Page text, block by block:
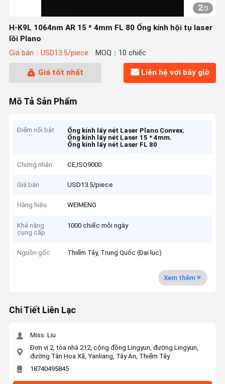
2/3
H-K9L 1064nm AR 15 * 4mm FL 80 Ống kính hội tụ laser
lồi Plano
Giá bán：USD13.5/piece MOQ：10 chiếc
Giá tốt nhất Liên hệ với bây giờ
Mô Tả Sản Phẩm
Điểm nổi bật Ống kính lấy nét Laser Plano Convex,
Ống kính lấy nét Laser 15 * 4mm,
Ống kính lấy nét Laser FL 80
Chứng nhận CE,ISO9000
Giá bán USD13.5/piece
Hàng hiệu WEIMENG
Khả năng
cung cấp
1000 chiếc mỗi ngày
Nguồn gốc Thiểm Tây, Trung Quốc (Đại lục)
Xem thêm
Chi Tiết Liên Lạc
Miss. Liu
Đơn vị 2, tòa nhà 212, cộng đồng Lingyun, đường Lingyun,
đường Tân Hoa Xã, Yanliang, Tây An, Thiểm Tây
18740495845